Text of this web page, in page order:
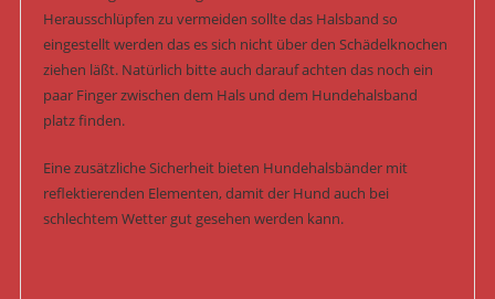
Herausschlüpfen zu vermeiden sollte das Halsband so
eingestellt werden das es sich nicht über den Schädelknochen
ziehen läßt. Natürlich bitte auch darauf achten das noch ein
paar Finger zwischen dem Hals und dem Hundehalsband
platz finden.
Eine zusätzliche Sicherheit bieten Hundehalsbänder mit
reflektierenden Elementen, damit der Hund auch bei
schlechtem Wetter gut gesehen werden kann.